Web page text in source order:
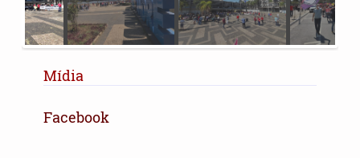
Mídia
Facebook